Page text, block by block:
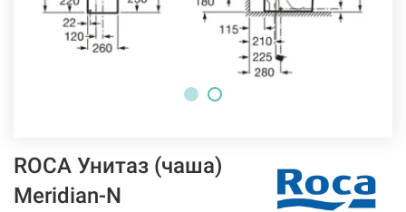
ROCA Унитаз (чаша)
Meridian-N